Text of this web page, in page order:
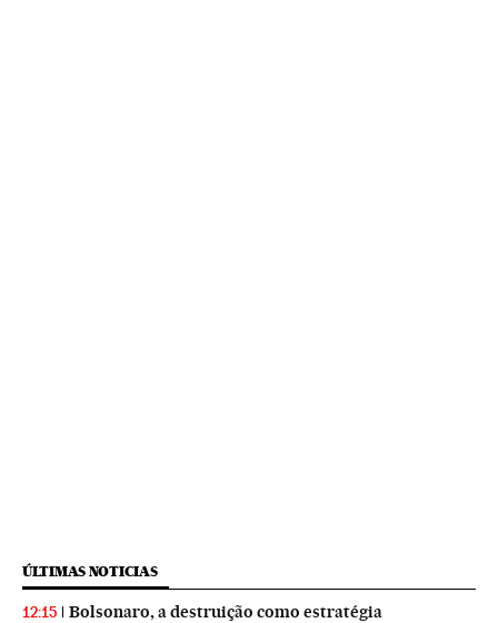
ÚLTIMAS NOTICIAS
12:15 Bolsonaro, a destruição como estratégia